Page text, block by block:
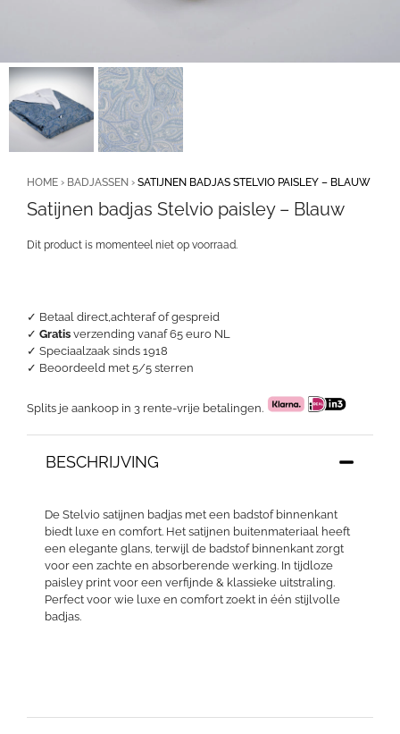
✓ Betaal direct,achteraf of gespreid
✓ Gratis verzending vanaf 65 euro NL
✓ Speciaalzaak sinds 1918
✓ Beoordeeld met 5/5 sterren
Splits je aankoop in 3 rente-vrije betalingen.
HOME › BADJASSEN › SATIJNEN BADJAS STELVIO PAISLEY – BLAUW
Satijnen badjas Stelvio paisley – Blauw
BESCHRIJVING
De Stelvio satijnen badjas met een badstof binnenkant
biedt luxe en comfort. Het satijnen buitenmateriaal heeft
een elegante glans, terwijl de badstof binnenkant zorgt
voor een zachte en absorberende werking. In tijdloze
paisley print voor een verfijnde & klassieke uitstraling.
Perfect voor wie luxe en comfort zoekt in één stijlvolle
badjas.
Dit product is momenteel niet op voorraad.